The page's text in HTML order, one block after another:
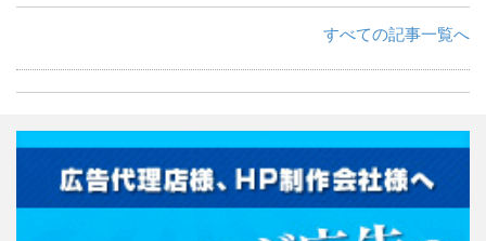
すべての記事一覧へ